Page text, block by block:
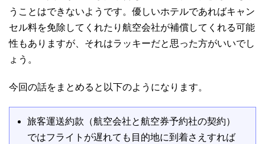
うことはできないようです。優しいホテルであればキャン
セル料を免除してくれたり航空会社が補償してくれる可能
性もありますが、それはラッキーだと思った方がいいでし
ょう。
今回の話をまとめると以下のようになります。
旅客運送約款（航空会社と航空券予約社の契約）
ではフライトが遅れても目的地に到着さえすれば